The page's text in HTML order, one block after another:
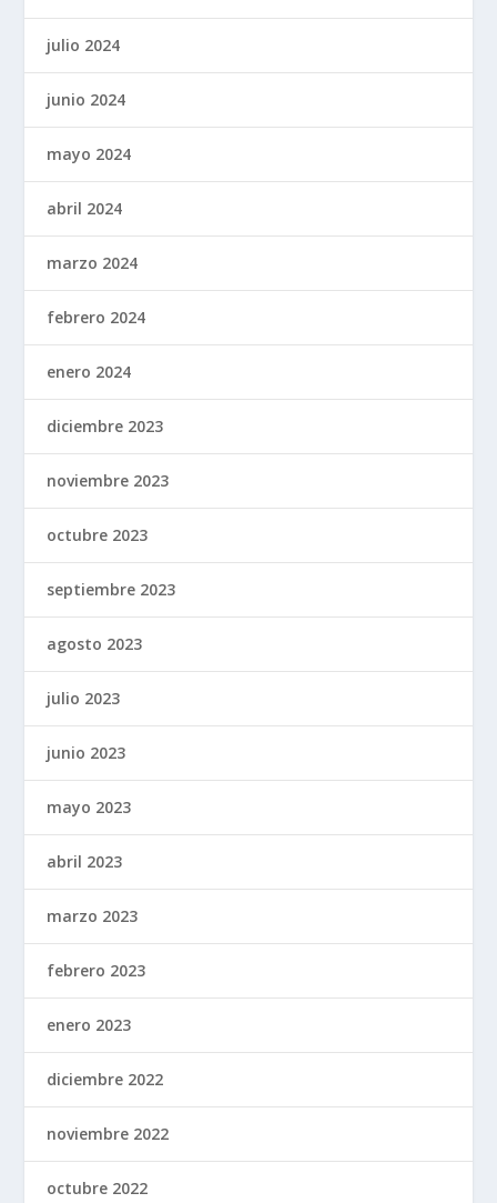
julio 2024
junio 2024
mayo 2024
abril 2024
marzo 2024
febrero 2024
enero 2024
diciembre 2023
noviembre 2023
octubre 2023
septiembre 2023
agosto 2023
julio 2023
junio 2023
mayo 2023
abril 2023
marzo 2023
febrero 2023
enero 2023
diciembre 2022
noviembre 2022
octubre 2022